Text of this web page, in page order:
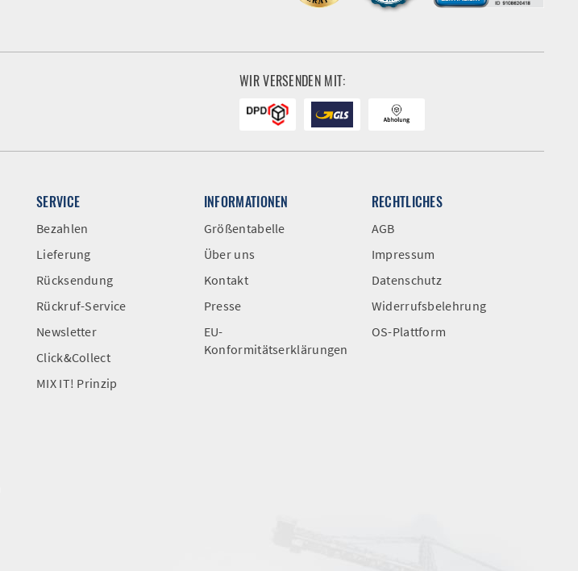
WIR VERSENDEN MIT:
SERVICE
Bezahlen
Lieferung
Rücksendung
Rückruf-Service
Newsletter
Click&Collect
MIX IT! Prinzip
INFORMATIONEN
Größentabelle
Über uns
Kontakt
Presse
EU-
Konformitätserklärungen
RECHTLICHES
AGB
Impressum
Datenschutz
Widerrufsbelehrung
OS-Plattform